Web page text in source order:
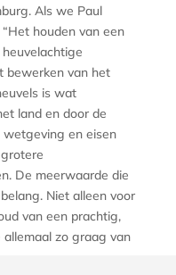
Als we Paul
houden van een
bewerken van het
is wat
land en door de
en eisen
De meerwaarde die
Niet alleen voor
van een prachtig,
zo graag van